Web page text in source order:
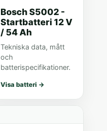
Bosch S5002 -
Startbatteri 12 V
/ 54 Ah
Tekniska data, mått
och
batterispecifikationer.
Visa batteri →